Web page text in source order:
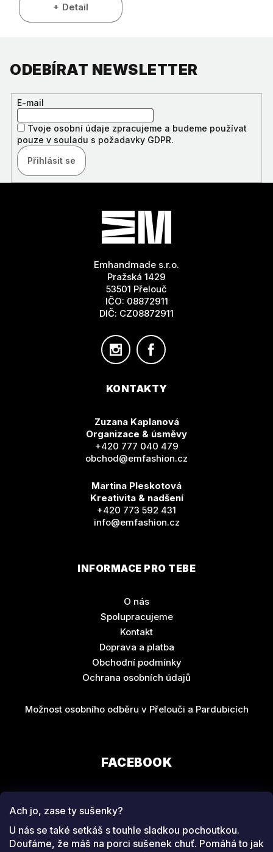
Ach jo, zase ty sušenky?
U nás se také setkáš s touhle sladkou pochoutkou.
Doufáme, že máš na porci sušenek chuť. Pomáhá to jak
Detail
ODEBÍRAT NEWSLETTER
E-mail
Tvoje osobní údaje zpracujeme a budeme používat
pouze v souladu s požadavky GDPR.
Přihlásit se
Emhandmade s.r.o.
Pražská 1429
53501 Přelouč
IČO: 08872911
DIČ: CZ08872911
KONTAKTY
Zuzana Kaplanová
Organizace & úsměvy
+420 777 040 479
obchod@emfashion.cz
Martina Pleskotová
Kreativita & nadšení
+420 773 592 431
info@emfashion.cz
INFORMACE PRO TEBE
O nás
Spolupracujeme
Kontakt
Doprava a platba
Obchodní podmínky
Ochrana osobních údajů
Možnost osobního odběru v Přelouči a Pardubicích
FACEBOOK